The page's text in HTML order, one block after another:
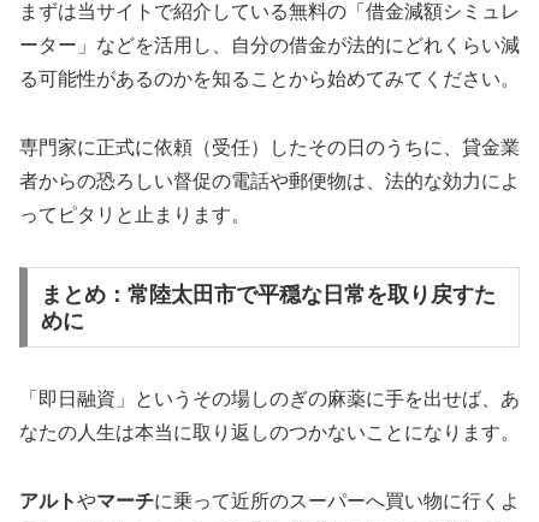
まずは当サイトで紹介している無料の「借金減額シミュレ
ーター」などを活用し、自分の借金が法的にどれくらい減
る可能性があるのかを知ることから始めてみてください。
専門家に正式に依頼（受任）したその日のうちに、貸金業
者からの恐ろしい督促の電話や郵便物は、法的な効力によ
ってピタリと止まります。
まとめ：常陸太田市で平穏な日常を取り戻すた
めに
「即日融資」というその場しのぎの麻薬に手を出せば、あ
なたの人生は本当に取り返しのつかないことになります。
アルトやマーチに乗って近所のスーパーへ買い物に行くよ